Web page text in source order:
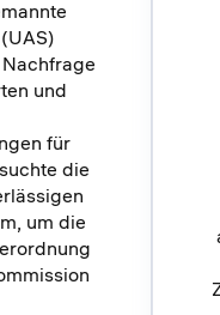
und
für
die
um die